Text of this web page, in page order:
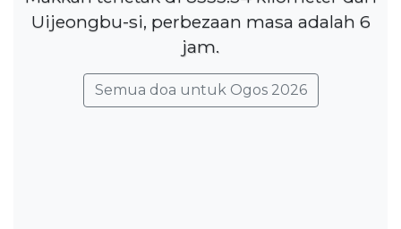
Uijeongbu-si, perbezaan masa adalah 6
jam.
Semua doa untuk Ogos 2026